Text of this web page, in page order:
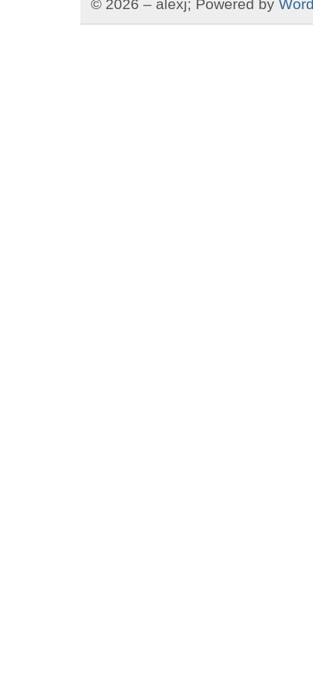
© 2026 – alexj; Powered by